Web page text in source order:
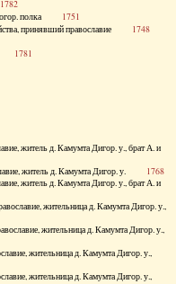
1782
полка 1751
принявший православие 1748
1781
житель д. Камумта Дигор. у., брат А. и
житель д. Камумта Дигор. у. 1768
житель д. Камумта Дигор. у., брат А. и
жительница д. Камумта Дигор. у.,
жительница д. Камумта Дигор. у.,
жительница д. Камумта Дигор. у.,
жительница д. Камумта Дигор. у.,